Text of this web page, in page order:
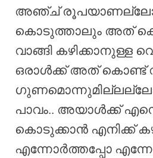
അഞ്ച്
കൊടുത്താലും അത്‌
വാങ്ങി കഴിക്കാനുള്ള
ഒരാൾക്ക് അത്‌ കൊണ്ട്
ഗുണമൊന്നുമില്ലല്ലോ
പാവം.. അയാൾക്ക്‌
കൊടുക്കാൻ എനിക്ക്
എന്നോർത്തപ്പോ